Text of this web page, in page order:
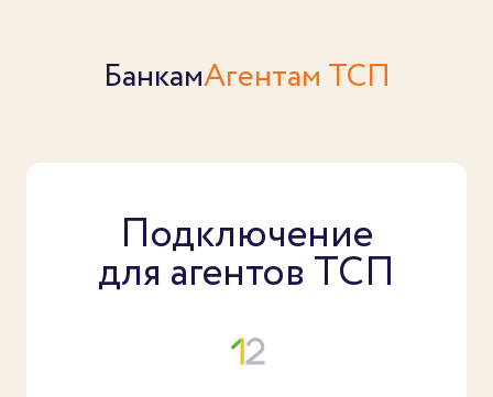
БанкамАгентам ТСП
Подключение
для агентов ТСП